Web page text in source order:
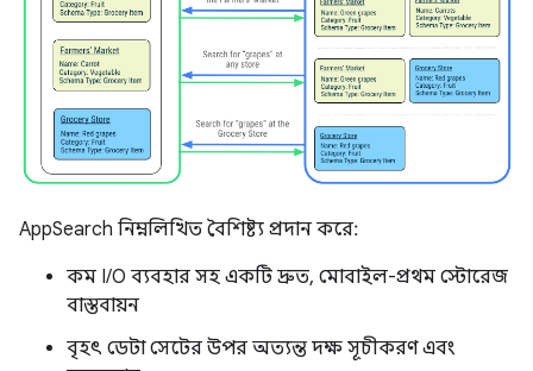
AppSearch নিম্নলিখিত বৈশিষ্ট্য প্রদান করে:
কম I/O ব্যবহার সহ একটি দ্রুত, মোবাইল-প্রথম স্টোরেজ
বাস্তবায়ন
বৃহৎ ডেটা সেটের উপর অত্যন্ত দক্ষ সূচীকরণ এবং